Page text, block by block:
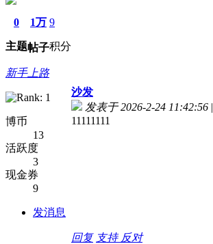
0
主题
1万
帖子
9
积分
新手上路
博币
13
活跃度
3
现金券
9
发消息
沙发
发表于 2026-2-24 11:42:56 |
11111111
回复 支持 反对